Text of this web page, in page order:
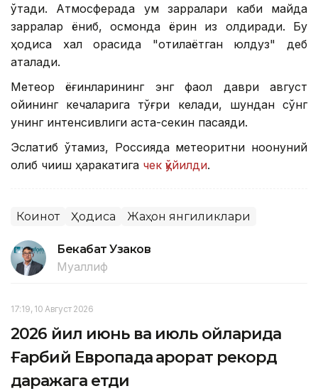
ўтади. Атмосферада қум зарралари каби майда
зарралар ёниб, осмонда ёрқин из қолдиради. Бу
ҳодиса халқ орасида "отилаётган юлдуз" деб
аталади.
Метеор ёғинларининг энг фаол даври август
ойининг кечаларига тўғри келади, шундан сўнг
унинг интенсивлиги аста-секин пасаяди.
Эслатиб ўтамиз, Россияда метеоритни ноқонуний
олиб чиқиш ҳаракатига чек қўйилди.
Коинот Ҳодиса Жаҳон янгиликлари
Бекабат Узаков
Муаллиф
17:19, 10 Август 2026
2026 йил июнь ва июль ойларида
Ғарбий Европада ҳарорат рекорд
даражага етди